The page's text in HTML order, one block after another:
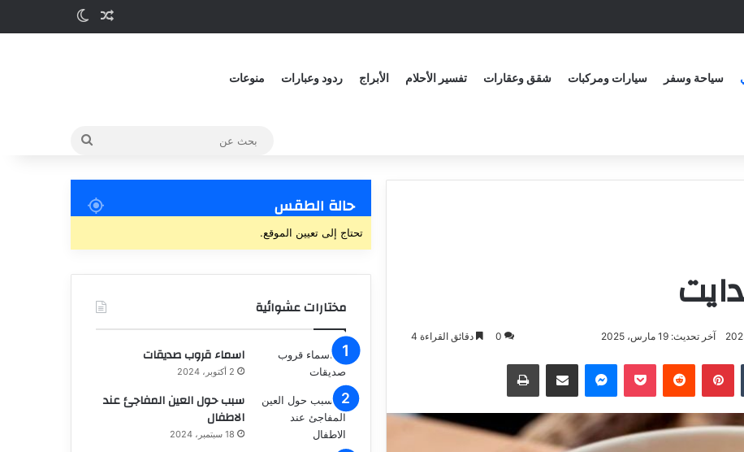
سياحة وسفر سيارات ومركبات شقق وعقارات تفسير الأحلام الأبراج ردود وعبارات منوعات
آخر تحديث: 19 مارس، 2025 0 دقائق القراءة 4
حالة الطقس
تحتاج إلى تعيين الموقع.
مختارات عشوائية
اسماء قروب صديقات
2 أكتوبر، 2024
سبب حول العين المفاجئ عند
الاطفال
18 سبتمبر، 2024